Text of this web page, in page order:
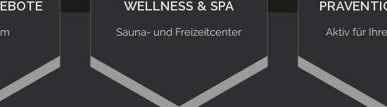
WELLNESS & SPA
Sauna- und Freizeitcenter Aktiv für